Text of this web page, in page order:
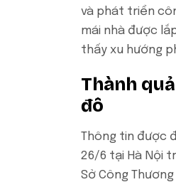
và phát triển
mái nhà được
thấy xu hướng
Thành
đô
Thông tin được
26/6 tại Hà Nội
Sở Công